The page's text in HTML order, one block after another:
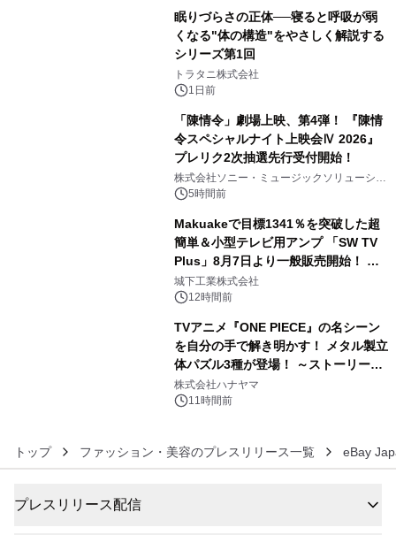
眠りづらさの正体──寝ると呼吸が弱
くなる"体の構造"をやさしく解説する
シリーズ第1回
トラタニ株式会社
1日前
「陳情令」劇場上映、第4弾！ 『陳情
令スペシャルナイト上映会Ⅳ 2026』
プレリク2次抽選先行受付開始！
株式会社ソニー・ミュージックソリューショ
ンズ5時間前
Makuakeで目標1341％を突破した超
簡単＆小型テレビ用アンプ 「SW TV
Plus」8月7日より一般販売開始！ ケ
ーブル1本つなぐだけ、テレビの音が
ぐっと豊かに
城下工業株式会社
12時間前
TVアニメ『ONE PIECE』の名シーン
を自分の手で解き明かす！ メタル製立
体パズル3種が登場！ ～ストーリーと
ギミックが融合した 大人の体験型パズ
ルが8月7日(金)12時より先行予約受付
株式会社ハナヤマ
11時間前
トップ ファッション・美容のプレスリリース一覧 eBay
プレスリリース配信